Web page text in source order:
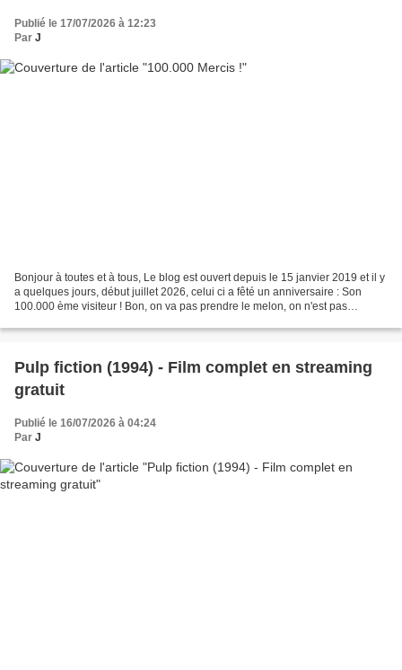
Publié le 17/07/2026 à 12:23
Par J
Bonjour à toutes et à tous, Le blog est ouvert depuis le 15 janvier 2019 et il y
a quelques jours, début juillet 2026, celui ci a fêté un anniversaire : Son
100.000 ème visiteur ! Bon, on va pas prendre le melon, on n'est pas
Pulp fiction (1994) - Film complet en streaming
gratuit
Publié le 16/07/2026 à 04:24
Par J